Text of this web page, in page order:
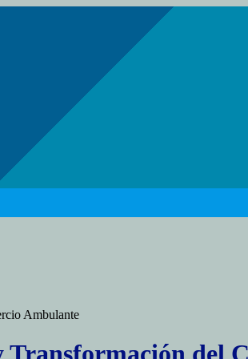
Ambulante